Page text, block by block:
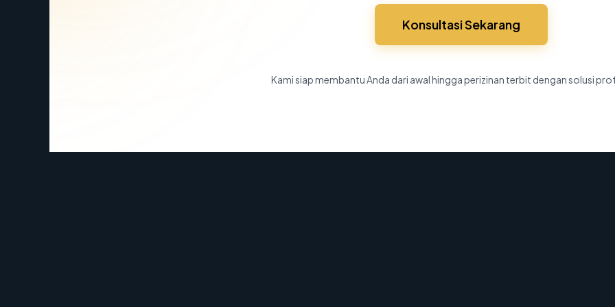
Konsultasi Sekarang
Kami siap membantu Anda dari awal hingga perizinan terbit dengan solusi